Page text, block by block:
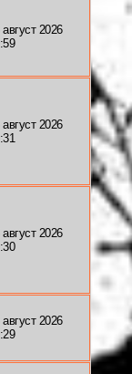
август 2026
август 2026
август 2026
август 2026